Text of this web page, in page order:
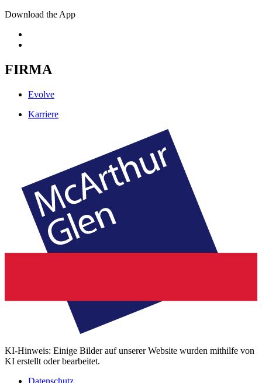
Download the App
FIRMA
Evolve
Karriere
KI-Hinweis: Einige Bilder auf unserer Website wurden mithilfe von
KI erstellt oder bearbeitet.